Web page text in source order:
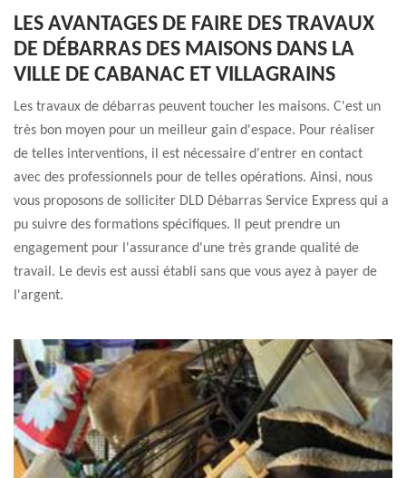
LES AVANTAGES DE FAIRE DES TRAVAUX
DE DÉBARRAS DES MAISONS DANS LA
VILLE DE CABANAC ET VILLAGRAINS
Les travaux de débarras peuvent toucher les maisons. C'est un
très bon moyen pour un meilleur gain d'espace. Pour réaliser
de telles interventions, il est nécessaire d'entrer en contact
avec des professionnels pour de telles opérations. Ainsi, nous
vous proposons de solliciter DLD Débarras Service Express qui a
pu suivre des formations spécifiques. Il peut prendre un
engagement pour l'assurance d'une très grande qualité de
travail. Le devis est aussi établi sans que vous ayez à payer de
l'argent.